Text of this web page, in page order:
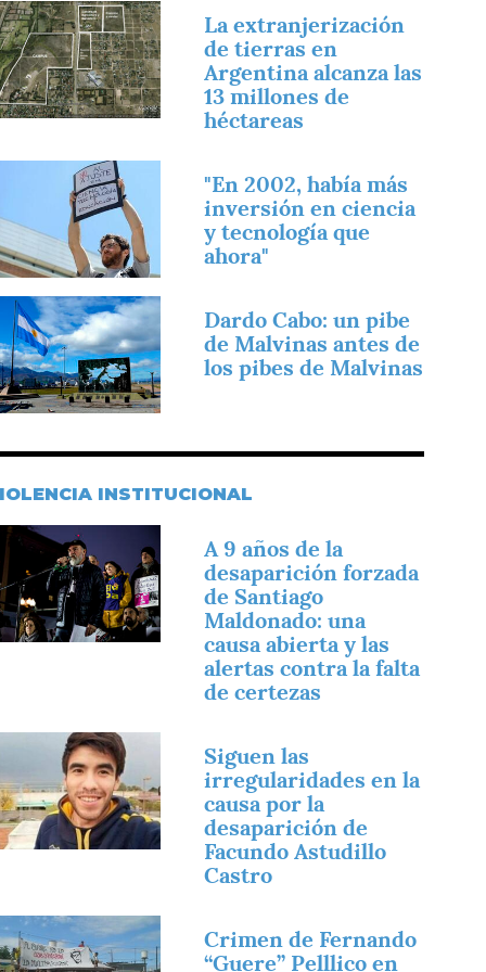
La extranjerización
de tierras en
Argentina alcanza las
13 millones de
héctareas
"En 2002, había más
inversión en ciencia
y tecnología que
ahora"
Dardo Cabo: un pibe
de Malvinas antes de
los pibes de Malvinas
INSTITUCIONAL
A 9 años de la
desaparición forzada
de Santiago
Maldonado: una
causa abierta y las
alertas contra la falta
de certezas
Siguen las
irregularidades en la
causa por la
desaparición de
Facundo Astudillo
Castro
Crimen de Fernando
“Guere” Pelllico en